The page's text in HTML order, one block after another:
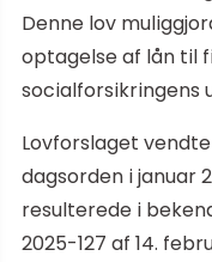
Denne lov
optagelse af lån til
socialforsikringens
Lovforslaget
dagsorden i januar
resulterede i
2025-127 af 14.